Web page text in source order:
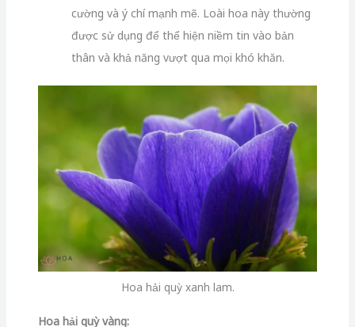
cường và ý chí mạnh mẽ. Loài hoa này thường
được sử dụng để thể hiện niềm tin vào bản
thân và khả năng vượt qua mọi khó khăn.
Hoa hải quỳ xanh lam.
Hoa hải quỳ vàng: